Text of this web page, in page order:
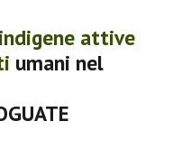
attive
umani nel